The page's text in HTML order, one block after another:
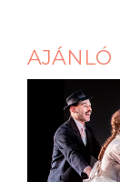
AJÁNLÓ